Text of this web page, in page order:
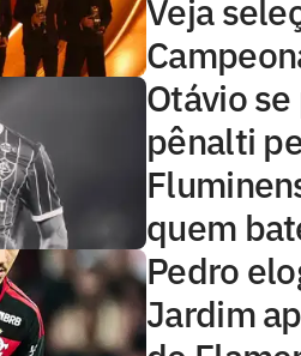
Veja
Otávio
pênalti
quem
Pedro
Jardim